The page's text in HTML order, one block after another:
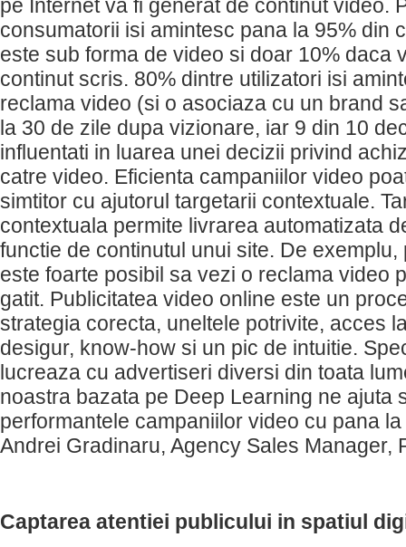
pe Internet va fi generat de continut video.
consumatorii isi amintesc pana la 95% din
este sub forma de video si doar 10% daca
continut scris. 80% dintre utilizatori isi
reclama video (si o asociaza cu un brand
la 30 de zile dupa vizionare, iar 9 din 10
influentati in luarea unei decizii privind
catre video. Eficienta campaniilor video
simtitor cu ajutorul targetarii contextuale.
contextuala permite livrarea automatizata
functie de continutul unui site. De exemplu,
este foarte posibil sa vezi o reclama video
gatit. Publicitatea video online este un
strategia corecta, uneltele potrivite, acces
desigur, know-how si un pic de intuitie.
lucreaza cu advertiseri diversi din toata
noastra bazata pe Deep Learning ne ajuta
performantele campaniilor video cu pana la
Andrei Gradinaru, Agency Sales Manager,
Captarea atentiei publicului in spatiul